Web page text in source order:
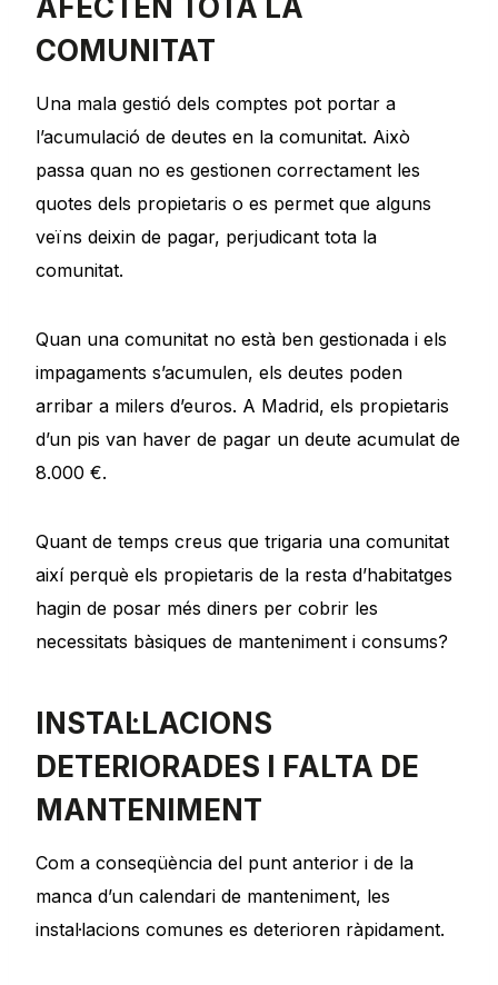
COMUNITAT
Una mala gestió dels comptes pot portar a
l’acumulació de deutes en la comunitat. Això
passa quan no es gestionen correctament les
quotes dels propietaris o es permet que alguns
veïns deixin de pagar, perjudicant tota la
comunitat.
Quan una comunitat no està ben gestionada i els
impagaments s’acumulen, els deutes poden
arribar a milers d’euros. A Madrid, els propietaris
d’un pis van haver de pagar un deute acumulat de
8.000 €.
Quant de temps creus que trigaria una comunitat
així perquè els propietaris de la resta d’habitatges
hagin de posar més diners per cobrir les
necessitats bàsiques de manteniment i consums?
INSTAL·LACIONS
DETERIORADES I FALTA DE
MANTENIMENT
Com a conseqüència del punt anterior i de la
manca d’un calendari de manteniment, les
instal·lacions comunes es deterioren ràpidament.